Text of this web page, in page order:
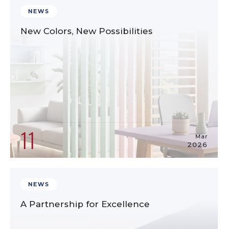
NEWS
New Colors, New Possibilities
11 Mar
2026
NEWS
A Partnership for Excellence